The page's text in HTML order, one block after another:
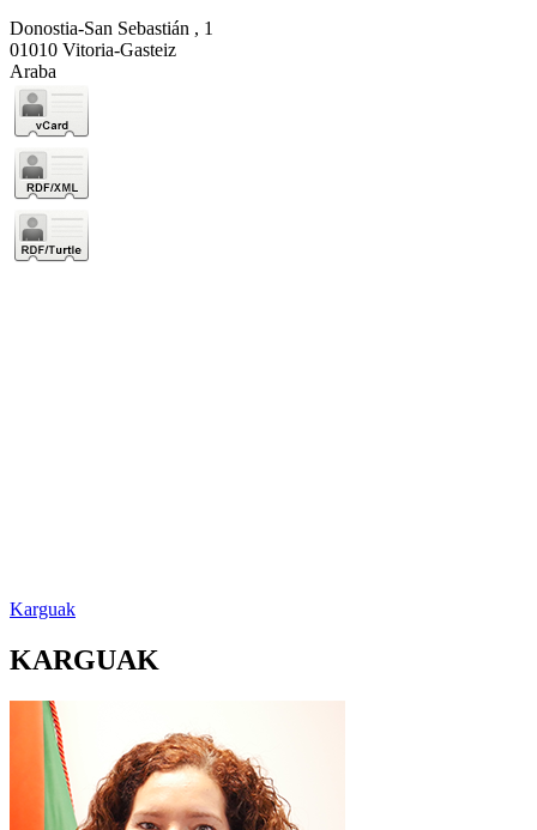
Donostia-San Sebastián , 1
01010 Vitoria-Gasteiz
Araba
Karguak
KARGUAK